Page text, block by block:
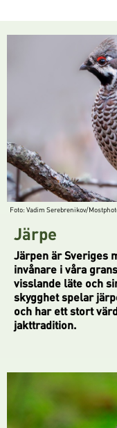
Foto: Vadim Serebrenikov/
Järpe
Järpen är Sveriges
invånare i våra
visslande läte och
skygghet spelar
och har ett stort
jakttradition.